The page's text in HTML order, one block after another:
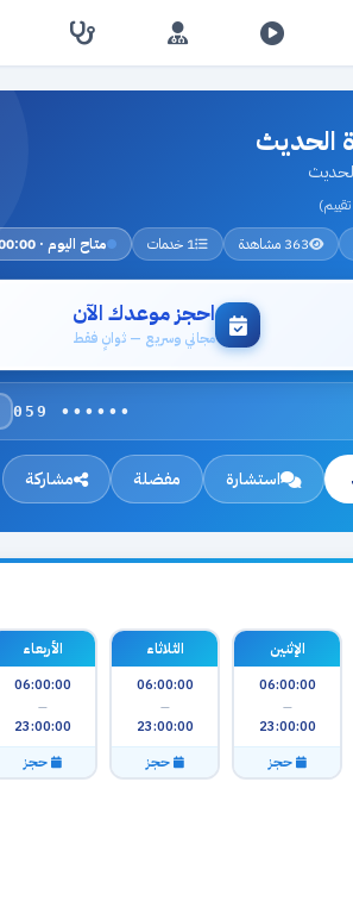
الحديث
363 مشاهدة 1 خدمات متاح اليوم · 06:00:00 – 23:00:00
احجز موعدك الآن
مجاني وسريع — ثوانٍ فقط
059 ••••••
استشارة مفضلة مشاركة
الإثنين
06:00:00
—
23:00:00
حجز
الثلاثاء
06:00:00
—
23:00:00
حجز
الأربعاء
06:00:00
—
23:00:00
حجز